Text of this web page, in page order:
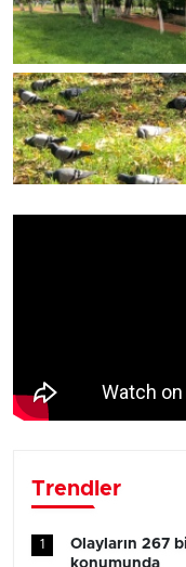
Trendler
1
Olayların 267
konumunda